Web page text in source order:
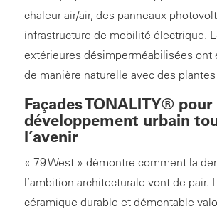
chaleur air/air, des panneaux
infrastructure de mobilité électrique.
extérieures désimperméabilisées ont
de manière naturelle avec des
Façades TONALITY® pour
développement urbain
l’avenir
« 79 West » démontre comment la
l’ambition architecturale vont de pair.
céramique durable et démontable